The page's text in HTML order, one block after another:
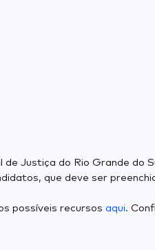
Justiça do Rio Grande do
que deve ser
possíveis recursos aqui.